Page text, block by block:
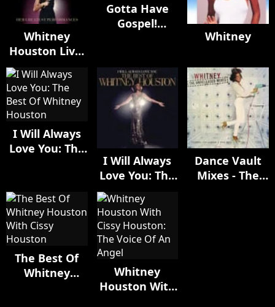
Whitney
Houston Live:
Her Greatest
Performances
Gotta Have
Gospel!
Whitney
I Will Always
Love You: The
Houston
I Will Always
Love You: The
Whitney
Houston
Dance Vault
Mixes - The
The Best Of
Whitney
Whitney
Houston With